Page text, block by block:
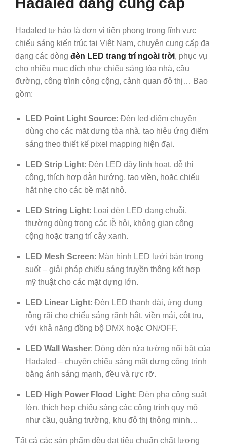
Hadaled tự hào là đơn vị tiên phong trong lĩnh vực
chiếu sáng kiến trúc tại Việt Nam, chuyên cung cấp đa
dạng các dòng đèn LED trang trí ngoài trời, phục vụ
cho nhiều mục đích như chiếu sáng tòa nhà, cầu
đường, công trình công cộng, cảnh quan đô thị… Bao
gồm:
LED Point Light Source: Đèn led điểm chuyên
dùng cho các mặt dựng tòa nhà, tạo hiệu ứng điểm
sáng theo thiết kế pixel mapping hiện đại.
LED Strip Light: Đèn LED dây linh hoạt, dễ thi
công, thích hợp dẫn hướng, tạo viền, hoặc chiếu
hắt nhẹ cho các bề mặt nhỏ.
LED String Light: Loại đèn LED dạng chuỗi,
thường dùng trong các lễ hội, không gian công
cộng hoặc trang trí cây xanh.
LED Mesh Screen: Màn hình LED lưới bán trong
suốt – giải pháp chiếu sáng truyền thông kết hợp
mỹ thuật cho các mặt dựng lớn.
LED Linear Light: Đèn LED thanh dài, ứng dụng
rộng rãi cho chiếu sáng rãnh hắt, viền mái, cột trụ,
với khả năng đồng bộ DMX hoặc ON/OFF.
LED Wall Washer: Dòng đèn rửa tường nổi bật của
Hadaled – chuyên chiếu sáng mặt dựng công trình
bằng ánh sáng mạnh, đều và rực rỡ.
LED High Power Flood Light: Đèn pha công suất
lớn, thích hợp chiếu sáng các công trình quy mô
như cầu, quảng trường, khu đô thị thông minh…
Tất cả các sản phẩm đều đạt tiêu chuẩn chất lượng